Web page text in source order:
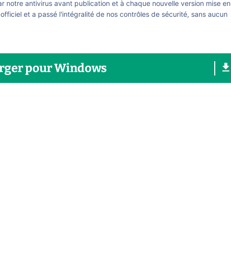
notre antivirus avant publication et à chaque nouvelle version mise en
et a passé l'intégralité de nos contrôles de sécurité, sans aucun
pourWindows